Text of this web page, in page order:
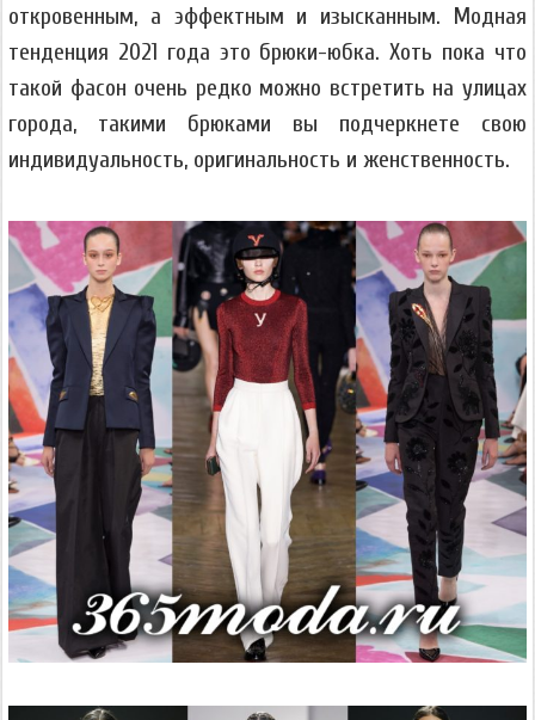
откровенным, а эффектным и изысканным. Модная
тенденция 2021 года это брюки-юбка. Хоть пока что
такой фасон очень редко можно встретить на улицах
города, такими брюками вы подчеркнете свою
индивидуальность, оригинальность и женственность.